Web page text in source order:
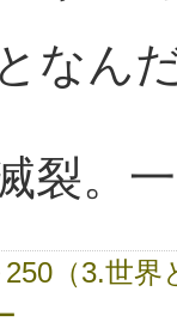
なん
裂。
250（3.世界